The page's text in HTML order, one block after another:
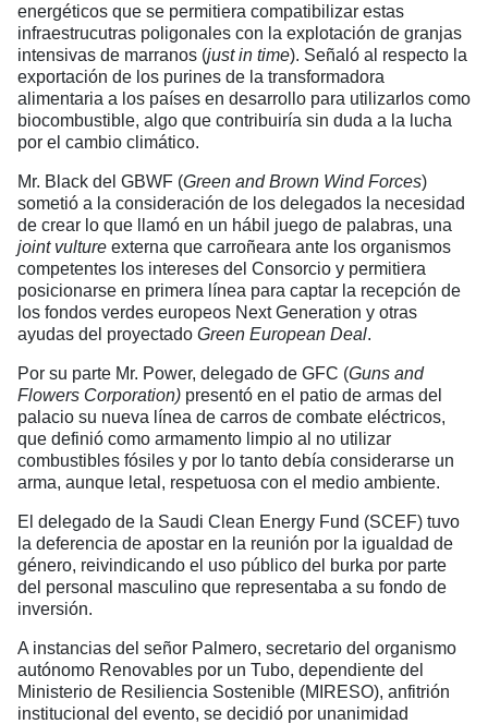
energéticos que se permitiera compatibilizar estas
infraestrucutras poligonales con la explotación de granjas
intensivas de marranos (just in time). Señaló al respecto la
exportación de los purines de la transformadora
alimentaria a los países en desarrollo para utilizarlos como
biocombustible, algo que contribuiría sin duda a la lucha
por el cambio climático.
Mr. Black del GBWF (Green and Brown WindForces)
sometió a la consideración de los delegados la necesidad
de crear lo que llamó en un hábil juego de palabras, una
joint vulture externa que carroñeara ante los organismos
competentes los intereses del Consorcio y permitiera
posicionarse en primera línea para captar la recepción de
los fondos verdes europeos Next Generation y otras
ayudas del proyectado Green European Deal.
Por su parte Mr. Power, delegado de GFC (Guns and
Flowers Corporation) presentó en el patio de armas del
palacio su nueva línea de carros de combate eléctricos,
que definió como armamento limpio al no utilizar
combustibles fósiles y por lo tanto debía considerarse un
arma, aunque letal, respetuosa con el medio ambiente.
El delegado de la Saudi Clean Energy Fund (SCEF) tuvo
la deferencia de apostar en la reunión por la igualdad de
género, reivindicando el uso público del burka por parte
del personal masculino que representaba a su fondo de
inversión.
A instancias del señor Palmero, secretario del organismo
autónomo Renovables por un Tubo, dependiente del
Ministerio de Resiliencia Sostenible (MIRESO), anfitrión
institucional del evento, se decidió por unanimidad